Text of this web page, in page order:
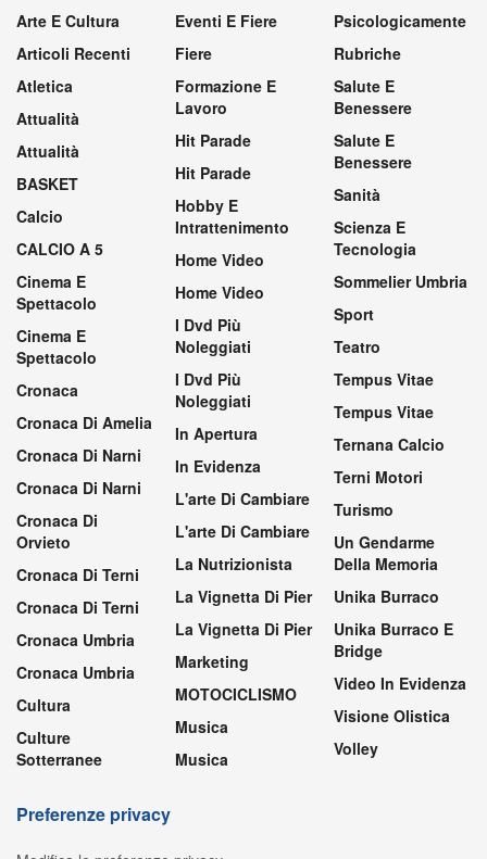
Arte E Cultura
Articoli Recenti
Atletica
Attualità
Attualità
BASKET
Calcio
CALCIO A 5
Cinema E
Spettacolo
Cinema E
Spettacolo
Cronaca
Cronaca Di Amelia
Cronaca Di Narni
Cronaca Di Narni
Cronaca Di
Orvieto
Cronaca Di Terni
Cronaca Di Terni
Cronaca Umbria
Cronaca Umbria
Cultura
Culture
Sotterranee
Eventi E Fiere
Fiere
Formazione E
Lavoro
Hit Parade
Hit Parade
Hobby E
Intrattenimento
Home Video
Home Video
I Dvd Più
Noleggiati
I Dvd Più
Noleggiati
In Apertura
In Evidenza
L'arte Di Cambiare
L'arte Di Cambiare
La Nutrizionista
La Vignetta Di Pier
La Vignetta Di Pier
Marketing
MOTOCICLISMO
Musica
Musica
Psicologicamente
Rubriche
Salute E
Benessere
Salute E
Benessere
Sanità
Scienza E
Tecnologia
Sommelier Umbria
Sport
Teatro
Tempus Vitae
Tempus Vitae
Ternana Calcio
Terni Motori
Turismo
Un Gendarme
Della Memoria
Unika Burraco
Unika Burraco E
Bridge
Video In Evidenza
Visione Olistica
Volley
Preferenze privacy